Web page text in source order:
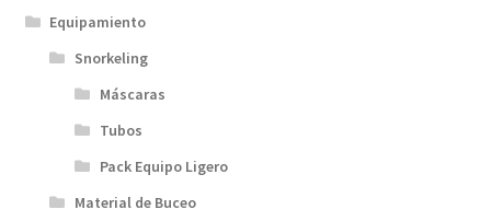
Equipamiento
Snorkeling
Máscaras
Tubos
Pack Equipo Ligero
Material de Buceo